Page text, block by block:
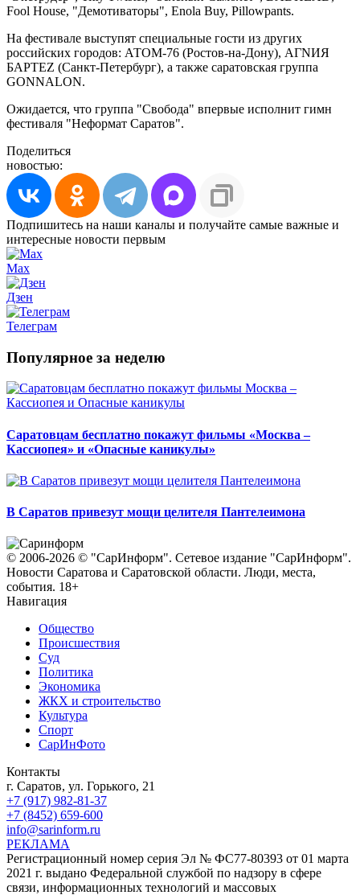
Fool House, "Демотиваторы", Enola Buy, Pillowpants.
На фестивале выступят специальные гости из других
российских городов: АТОМ-76 (Ростов-на-Дону), AГNИЯ
БАРТЕZ (Санкт-Петербург), а также саратовская группа
GONNALON.
Ожидается, что группа "Свобода" впервые исполнит гимн
фестиваля "Неформат Саратов".
Поделиться
новостью:
Подпишитесь на наши каналы и получайте самые важные и
интересные новости первым
Max
Дзен
Телеграм
Популярное за неделю
Саратовцам бесплатно покажут фильмы «Москва –
Кассиопея» и «Опасные каникулы»
В Саратов привезут мощи целителя Пантелеимона
© 2006-2026 © "СарИнформ". Сетевое издание "СарИнформ".
Новости Саратова и Саратовской области. Люди, места,
события. 18+
Навигация
Общество
Происшествия
Суд
Политика
Экономика
ЖКХ и строительство
Культура
Спорт
СарИнФото
Контакты
г. Саратов, ул. Горького, 21
+7 (917) 982-81-37
+7 (8452) 659-600
info@sarinform.ru
РЕКЛАМА
Регистрационный номер серия Эл № ФС77-80393 от 01 марта
2021 г. выдано Федеральной службой по надзору в сфере
связи, информационных технологий и массовых